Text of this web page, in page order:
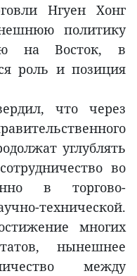
Нгуен Хонг
политику
на Восток, в
роль и позиция
что через
углублять
во
в торгово-
технической.
многих
нынешнее
между